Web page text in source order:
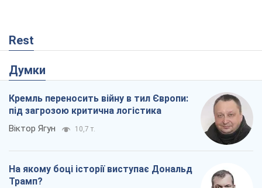
Rest
Думки
Кремль переносить війну в тил Європи:
під загрозою критична логістика
Віктор Ягун 10,7 т.
На якому боці історії виступає Дональд
Трамп?